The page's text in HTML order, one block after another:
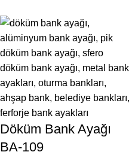
Döküm Bank Ayağı
BA-109